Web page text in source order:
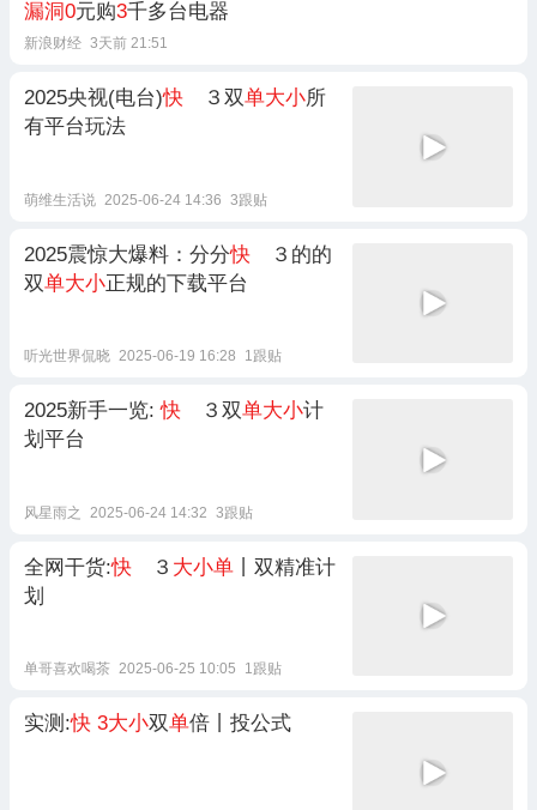
漏洞0元购3千多台电器
新浪财经 3天前 21:51
2025央视(电台)快 ３双单大小所
有平台玩法
萌维生活说 2025-06-24 14:36 3跟贴
2025震惊大爆料：分分快 ３的的
双单大小正规的下载平台
听光世界侃晓 2025-06-19 16:28 1跟贴
2025新手一览:快 ３双单大小计
划平台
风星雨之 2025-06-24 14:32 3跟贴
全网干货:快 ３ 大小单 丨双精准计
划
单哥喜欢喝茶 2025-06-25 10:05 1跟贴
实测:快 3大小双单倍丨投公式